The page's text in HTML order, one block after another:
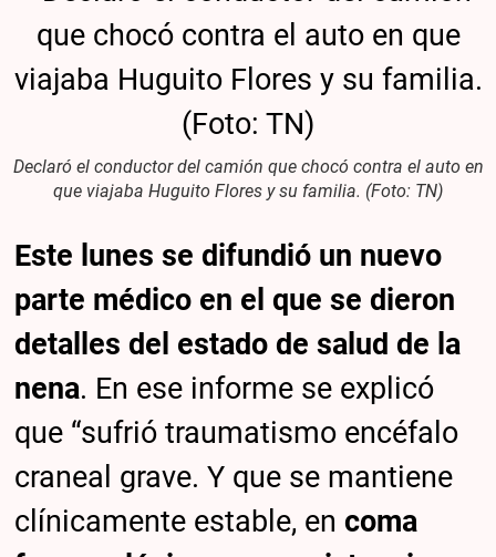
Declaró el conductor del camión que chocó contra el auto en
que viajaba Huguito Flores y su familia. (Foto: TN)
Este lunes se difundió un nuevo
parte médico en el que se dieron
detalles del estado de salud de la
nena. En ese informe se explicó
que “sufrió traumatismo encéfalo
craneal grave. Y que se mantiene
clínicamente estable, encoma